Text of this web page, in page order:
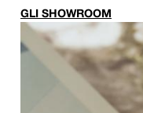
GLI SHOWROOM